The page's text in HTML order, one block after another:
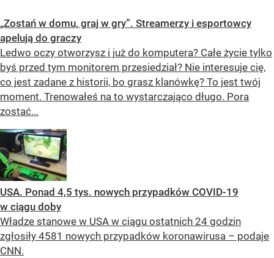
„Zostań w domu, graj w gry”. Streamerzy i esportowcy
apelują do graczy
Ledwo oczy otworzysz i już do komputera? Całe życie tylko
byś przed tym monitorem przesiedział? Nie interesuje cię,
co jest zadane z historii, bo grasz klanówkę? To jest twój
moment. Trenowałeś na to wystarczająco długo. Pora
zostać...
USA. Ponad 4,5 tys. nowych przypadków COVID-19
w ciągu doby
Władze stanowe w USA w ciągu ostatnich 24 godzin
zgłosiły 4581 nowych przypadków koronawirusa – podaje
CNN.